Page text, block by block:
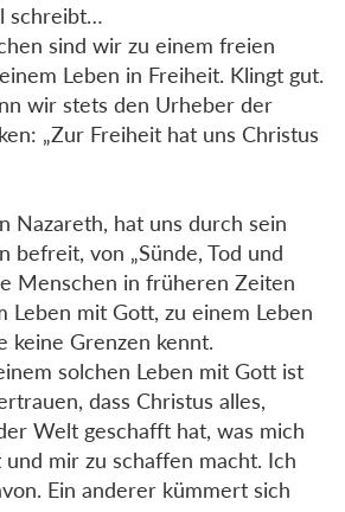
schreibt…
sind wir zu einem freien
Leben in Freiheit. Klingt gut.
wir stets den Urheber der
„Zur Freiheit hat uns Christus
Nazareth, hat uns durch sein
befreit, von „Sünde, Tod und
Menschen in früheren Zeiten
Leben mit Gott, zu einem Leben
keine Grenzen kennt.
solchen Leben mit Gott ist
dass Christus alles,
Welt geschafft hat, was mich
mir zu schaffen macht. Ich
Ein anderer kümmert sich